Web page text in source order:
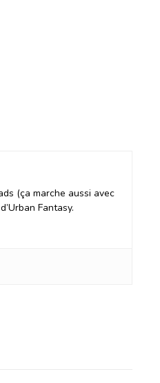
(ça marche aussi avec
Fantasy.